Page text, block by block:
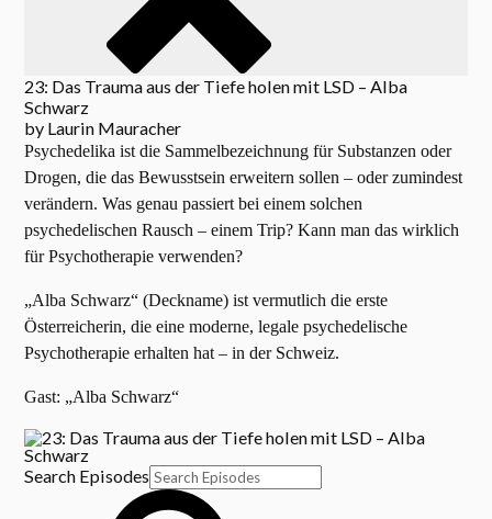
23: Das Trauma aus der Tiefe holen mit LSD – Alba
Schwarz
by Laurin Mauracher
Psychedelika ist die Sammelbezeichnung für Substanzen oder
Drogen, die das Bewusstsein erweitern sollen – oder zumindest
verändern. Was genau passiert bei einem solchen
psychedelischen Rausch – einem Trip? Kann man das wirklich
für Psychotherapie verwenden?
„Alba Schwarz“ (Deckname) ist vermutlich die erste
Österreicherin, die eine moderne, legale psychedelische
Psychotherapie erhalten hat – in der Schweiz.
Gast: „Alba Schwarz“
Search Episodes